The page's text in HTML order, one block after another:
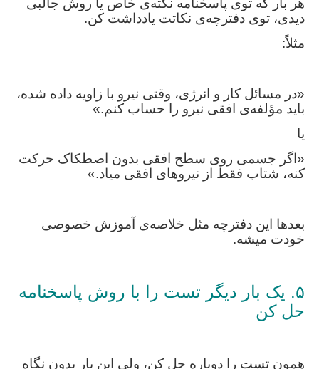
دیدی، توی دفترچه‌ی نکاتت یادداشت کن.
مثلاً:
«در مسائل کار و انرژی، وقتی نیرو با زاویه داده شده،
باید مؤلفه‌ی افقی نیرو را حساب کنم.»
یا
«اگر جسمی روی سطح افقی بدون اصطکاک حرکت
کنه، شتاب فقط از نیروهای افقی میاد.»
بعدها این دفترچه مثل خلاصه‌ی آموزش خصوصی
خودت میشه.
۵. یک بار دیگر تست را با روش پاسخنامه
حل کن
همون تست را دوباره حل کن، ولی این بار بدون نگاه